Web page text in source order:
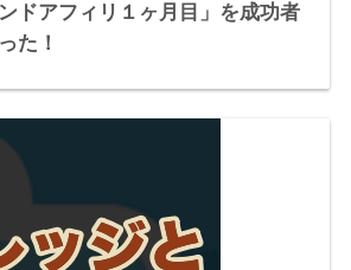
ドアフィリ１ヶ月目」を成功者
た！